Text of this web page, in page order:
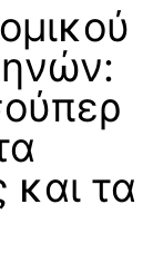
και τα